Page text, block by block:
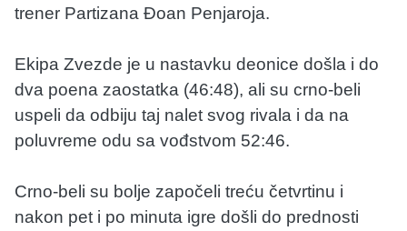
trener Partizana Đoan Penjaroja.
Ekipa Zvezde je u nastavku deonice došla i do
dva poena zaostatka (46:48), ali su crno-beli
uspeli da odbiju taj nalet svog rivala i da na
poluvreme odu sa vođstvom 52:46.
Crno-beli su bolje započeli treću četvrtinu i
nakon pet i po minuta igre došli do prednosti